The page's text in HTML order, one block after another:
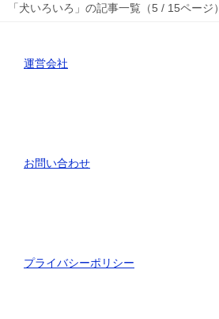
「犬いろいろ」の記事一覧（5 / 15ページ）
運営会社
お問い合わせ
プライバシーポリシー